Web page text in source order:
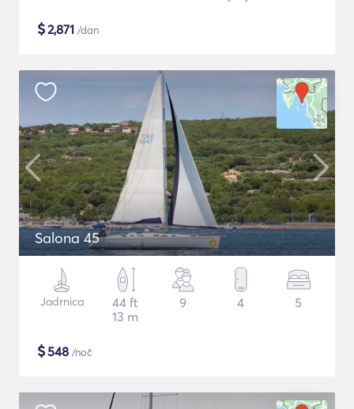
$2,871 /dan
Salona 45
Jadrnica
44 ft
13 m
9 4 5
$548 /noč